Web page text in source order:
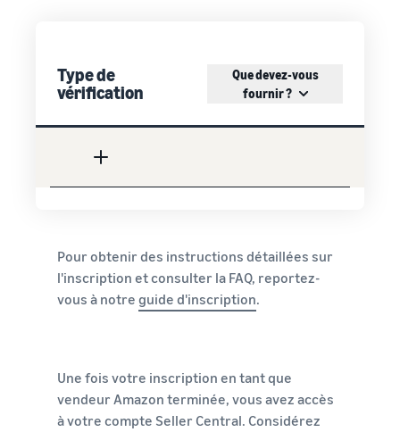
Type de
vérification
Que devez-vous
fournir ?
Pour obtenir des instructions détaillées sur
l'inscription et consulter la FAQ, reportez-
vous à notre guide d'inscription.
Une fois votre inscription en tant que
vendeur Amazon terminée, vous avez accès
à votre compte Seller Central. Considérez